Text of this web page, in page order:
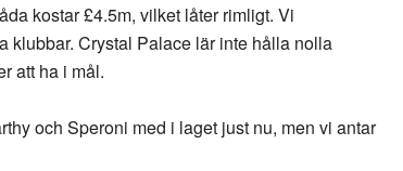
kostar £4.5m, vilket låter rimligt. Vi
klubbar. Crystal Palace lär inte hålla nolla
att ha i mål.
och Speroni med i laget just nu, men vi antar